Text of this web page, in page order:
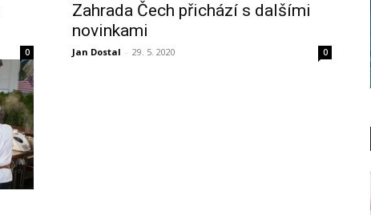
0
Zahrada Čech přichází s dalšími
novinkami
Jan Dostal - 29. 5. 2020 0